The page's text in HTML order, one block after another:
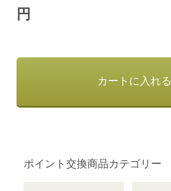
円
カートに入れる
ポイント交換商品カテゴリー